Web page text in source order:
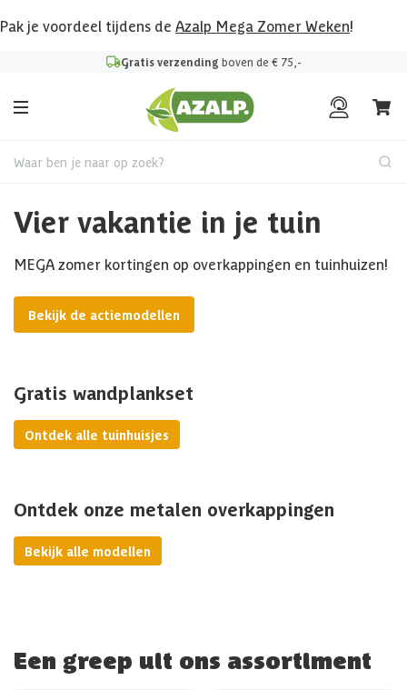
Pak je voordeel tijdens de Azalp Mega Zomer Weken!
Gratis verzending boven de € 75,-
Waar ben je naar op zoek?
Vier vakantie in je tuin
MEGA zomer kortingen op overkappingen en tuinhuizen!
Bekijk de actiemodellen
Gratis wandplankset
Ontdek alle tuinhuisjes
Ontdek onze metalen overkappingen
Bekijk alle modellen
Een greep uit ons assortiment